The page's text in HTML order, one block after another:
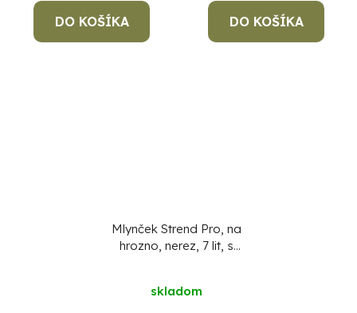
DO KOŠÍKA DO KOŠÍKA
Mlynček Strend Pro, na
hrozno, nerez, 7 lit, s
skladom